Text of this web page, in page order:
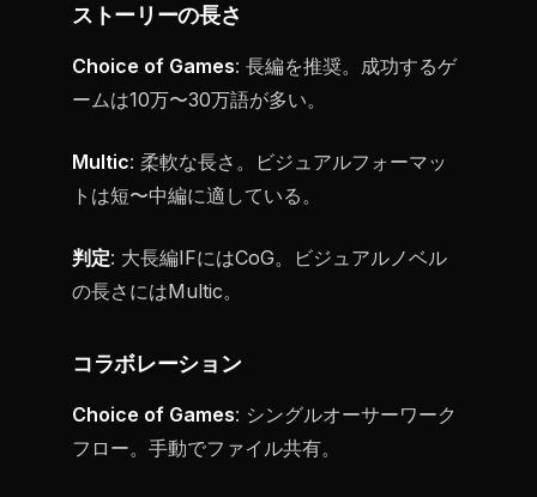
ストーリーの長さ
Choice of Games: 長編を推奨。成功するゲ
ームは10万〜30万語が多い。
Multic: 柔軟な長さ。ビジュアルフォーマッ
トは短〜中編に適している。
判定: 大長編IFにはCoG。ビジュアルノベル
の長さにはMultic。
コラボレーション
Choice of Games: シングルオーサーワーク
フロー。手動でファイル共有。